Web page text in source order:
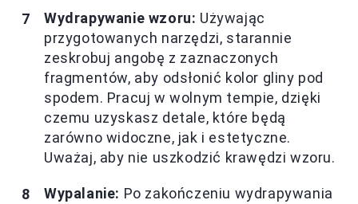
Wydrapywanie wzoru: Używając
przygotowanych narzędzi, starannie
zeskrobuj angobę z zaznaczonych
fragmentów, aby odsłonić kolor gliny pod
spodem. Pracuj w wolnym tempie, dzięki
czemu uzyskasz detale, które będą
zarówno widoczne, jak i estetyczne.
Uważaj, aby nie uszkodzić krawędzi wzoru.
Wypalanie: Po zakończeniu wydrapywania